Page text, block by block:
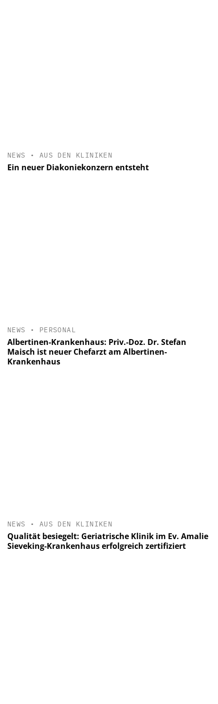
NEWS • AUS DEN KLINIKEN
Ein neuer Diakoniekonzern entsteht
NEWS • PERSONAL
Albertinen-Krankenhaus: Priv.-Doz. Dr. Stefan
Maisch ist neuer Chefarzt am Albertinen-
Krankenhaus
NEWS • AUS DEN KLINIKEN
Qualität besiegelt: Geriatrische Klinik im Ev. Amalie
Sieveking-Krankenhaus erfolgreich zertifiziert